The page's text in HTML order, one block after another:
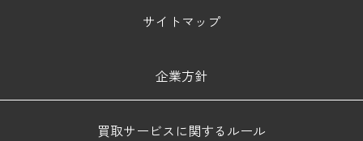
サイトマップ
企業方針
買取サービスに関するルール